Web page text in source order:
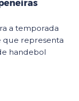
a temporada
que representa
handebol